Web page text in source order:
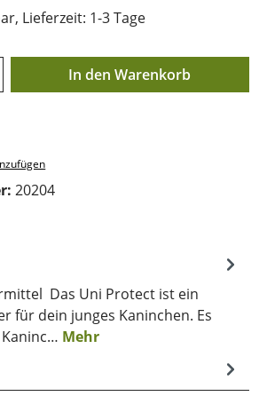
Lieferzeit: 1-3 Tage
Gib den gewünschten
In den Warenkorb
20204
Das Uni Protect ist ein
für dein junges Kaninchen. Es
Mehr